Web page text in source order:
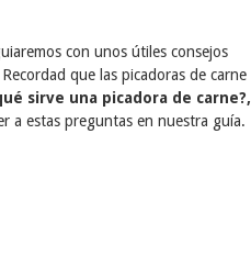
con unos útiles consejos
que las picadoras de carne
sirve una picadora de carne?,
a estas preguntas en nuestra guía.